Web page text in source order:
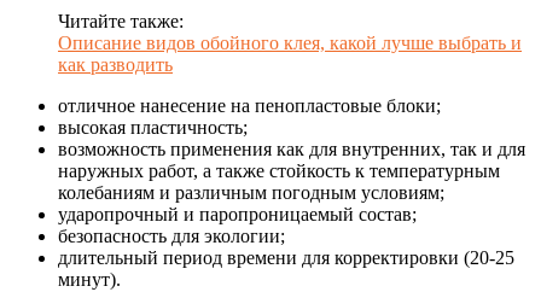
Читайте также:
Описание видов обойного клея, какой лучше выбрать и
как разводить
отличное нанесение на пенопластовые блоки;
высокая пластичность;
возможность применения как для внутренних, так и для
наружных работ, а также стойкость к температурным
колебаниям и различным погодным условиям;
ударопрочный и паропроницаемый состав;
безопасность для экологии;
длительный период времени для корректировки (20-25
минут).